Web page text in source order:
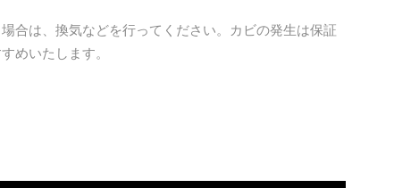
合は、換気などを行ってください。カビの発生は保証
めいたします。